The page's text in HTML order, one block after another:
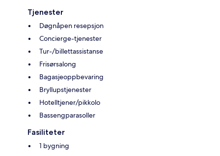
Tjenester
Døgnåpen resepsjon
Concierge-tjenester
Tur-/billettassistanse
Frisørsalong
Bagasjeoppbevaring
Bryllupstjenester
Hotelltjener/pikkolo
Bassengparasoller
Fasiliteter
1 bygning